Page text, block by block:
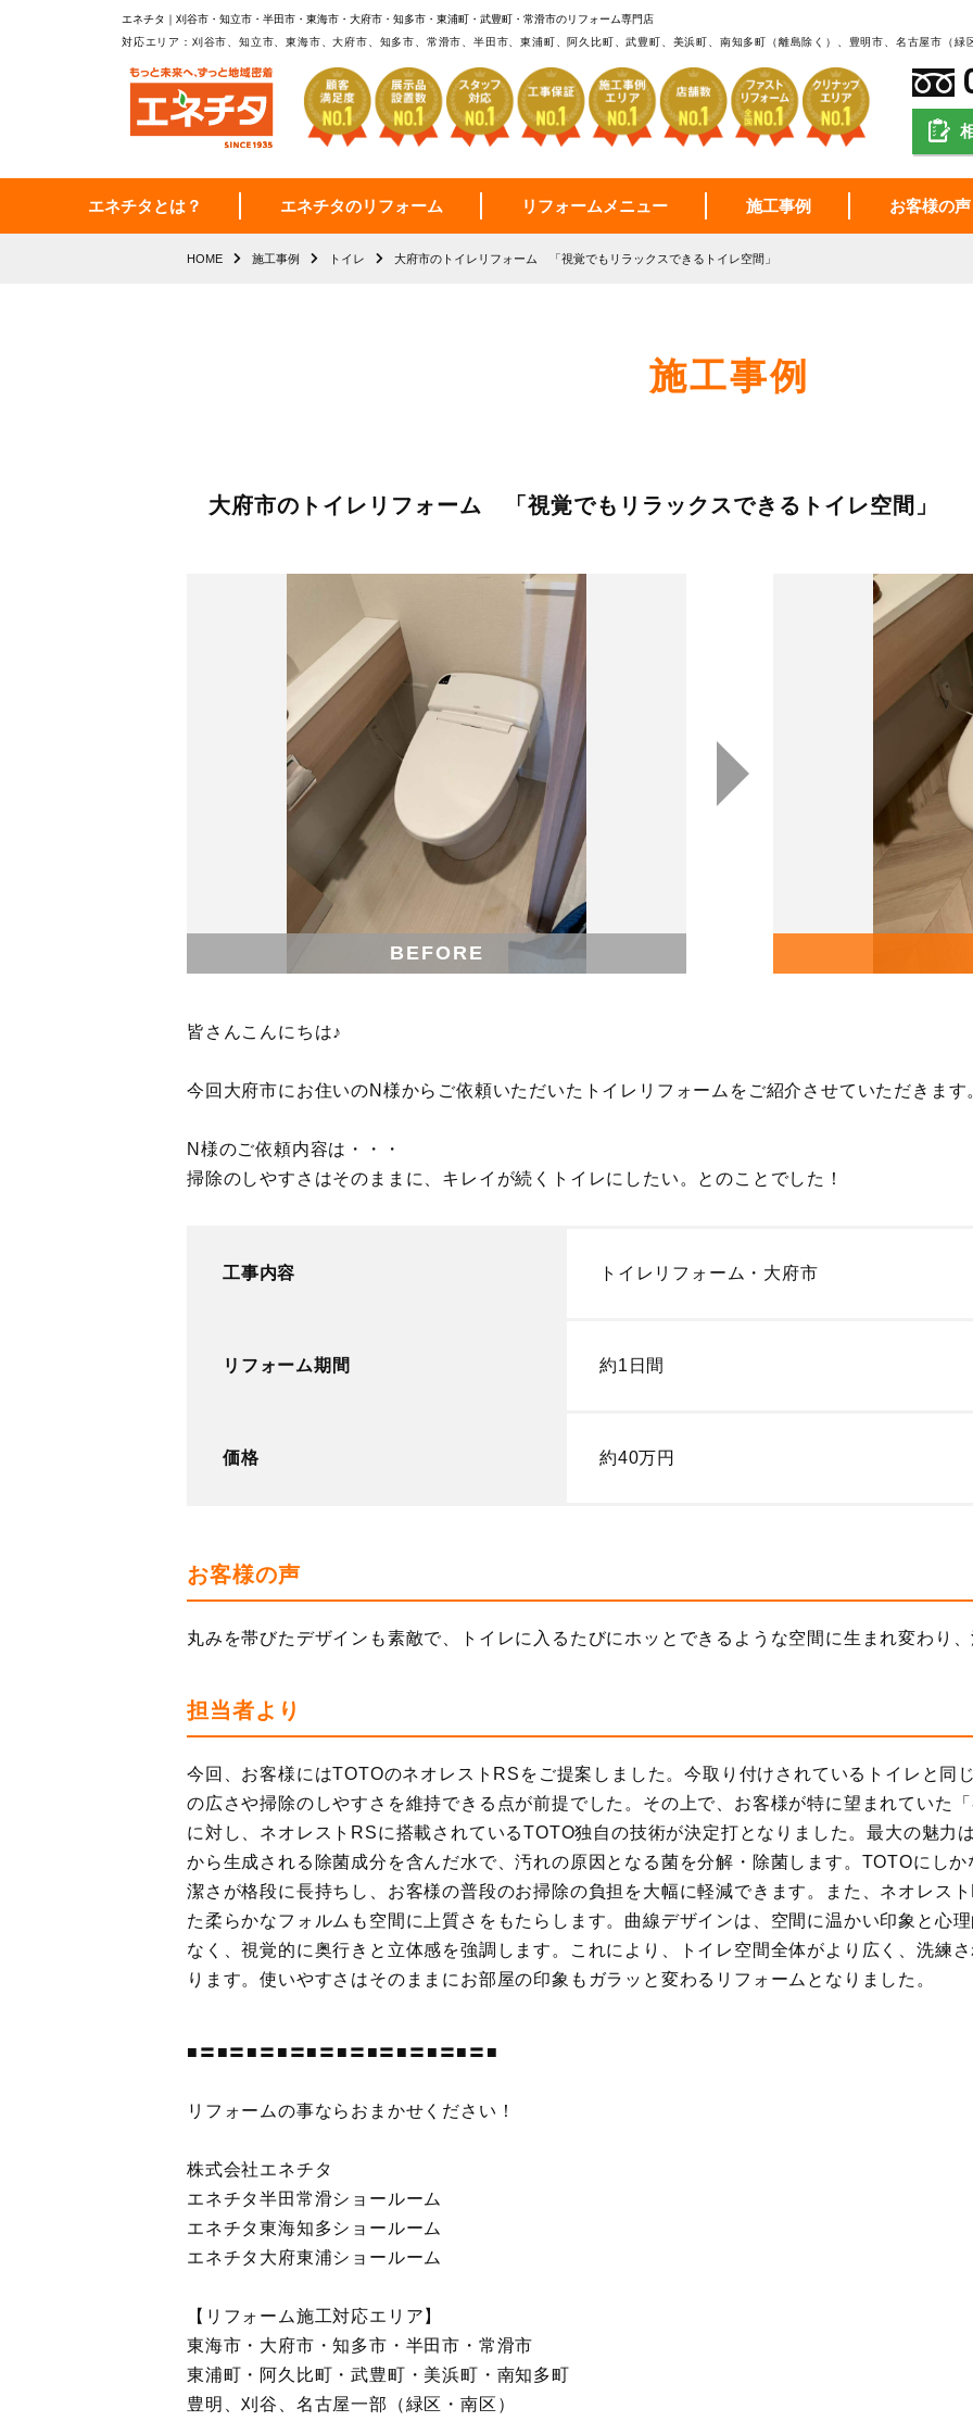
エネチタ｜刈谷市・知立市・半田市・東海市・大府市・知多市・東浦町・武豊町・常滑市のリフォーム専門店
対応エリア：刈谷市、知立市、東海市、大府市、知多市、常滑市、半田市、東浦町、阿久比町、武豊町、美浜町、南知多町（離島除く）、豊明市、名古屋市（緑
エネチタとは？ エネチタのリフォーム リフォームメニュー 施工事例 お客様の声
HOME 施工事例 トイレ 大府市のトイレリフォーム 「視覚でもリラックスできるトイレ空間」
施工事例
大府市のトイレリフォーム 「視覚でもリラックスできるトイレ空間」
BEFORE
皆さんこんにちは♪
今回大府市にお住いのN様からご依頼いただいたトイレリフォームをご紹介させていただきます
N様のご依頼内容は・・・
掃除のしやすさはそのままに、キレイが続くトイレにしたい。とのことでした！
工事内容 トイレリフォーム・大府市
リフォーム期間 約1日間
価格 約40万円
お客様の声
丸みを帯びたデザインも素敵で、トイレに入るたびにホッとできるような空間に生まれ変わり
担当者より
今回、お客様にはTOTOのネオレストRSをご提案しました。今取り付けされているトイレと同
の広さや掃除のしやすさを維持できる点が前提でした。その上で、お客様が特に望まれていた
に対し、ネオレストRSに搭載されているTOTO独自の技術が決定打となりました。最大の魅力
から生成される除菌成分を含んだ水で、汚れの原因となる菌を分解・除菌します。TOTOにし
潔さが格段に長持ちし、お客様の普段のお掃除の負担を大幅に軽減できます。また、ネオレス
た柔らかなフォルムも空間に上質さをもたらします。曲線デザインは、空間に温かい印象と心
なく、視覚的に奥行きと立体感を強調します。これにより、トイレ空間全体がより広く、洗練
ります。使いやすさはそのままにお部屋の印象もガラッと変わるリフォームとなりました。
■〓■〓■〓■〓■〓■〓■〓■〓■〓■〓■
リフォームの事ならおまかせください！
株式会社エネチタ
エネチタ半田常滑ショールーム
エネチタ東海知多ショールーム
エネチタ大府東浦ショールーム
【リフォーム施工対応エリア】
東海市・大府市・知多市・半田市・常滑市
東浦町・阿久比町・武豊町・美浜町・南知多町
豊明、刈谷、名古屋一部（緑区・南区）